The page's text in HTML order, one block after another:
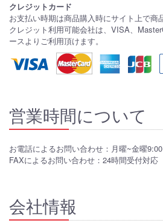
クレジットカード
お支払い時期は商品購入時にサイト上で商
クレジット利用可能会社は、VISA、
ースよりご利用頂けます。
営業時間について
お電話によるお問い合わせ：月曜~金曜
FAXによるお問い合わせ：24時間受付対応
会社情報